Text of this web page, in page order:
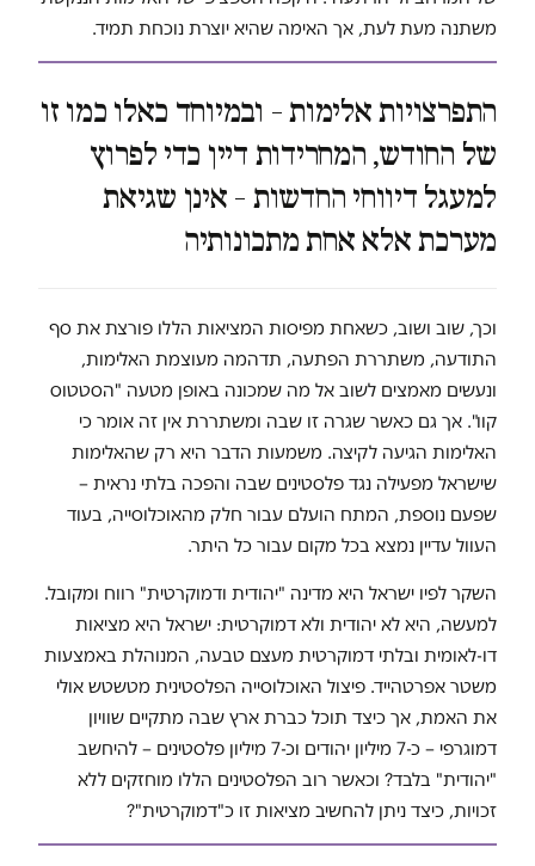
משתנה מעת לעת, אך האימה שהיא יוצרת נוכחת תמיד.
התפרצויות אלימות – ובמיוחד כאלו כמו זו
של החודש, המחרידות דיין כדי לפרוץ
למעגל דיווחי החדשות – אינן שגיאת
מערכת אלא אחת מתכונותיה
וכך, שוב ושוב, כשאחת מפיסות המציאות הללו פורצת את סף
התודעה, משתררת הפתעה, תדהמה מעוצמת האלימות,
ונעשים מאמצים לשוב אל מה שמכונה באופן מטעה "הסטטוס
קוו". אך גם כאשר שגרה זו שבה ומשתררת אין זה אומר כי
האלימות הגיעה לקיצה. משמעות הדבר היא רק שהאלימות
שישראל מפעילה נגד פלסטינים שבה והפכה בלתי נראית –
שפעם נוספת, המתח הועלם עבור חלק מהאוכלוסייה, בעוד
העוול עדיין נמצא בכל מקום עבור כל היתר.
השקר לפיו ישראל היא מדינה "יהודית ודמוקרטית" רווח ומקובל.
למעשה, היא לא יהודית ולא דמוקרטית: ישראל היא מציאות
דו-לאומית ובלתי דמוקרטית מעצם טבעה, המנוהלת באמצעות
משטר אפרטהייד. פיצול האוכלוסייה הפלסטינית מטשטש אולי
את האמת, אך כיצד תוכל כברת ארץ שבה מתקיים שוויון
דמוגרפי – כ-7 מיליון יהודים וכ-7 מיליון פלסטינים – להיחשב
"יהודית" בלבד? וכאשר רוב הפלסטינים הללו מוחזקים ללא
זכויות, כיצד ניתן להחשיב מציאות זו כ"דמוקרטית"?